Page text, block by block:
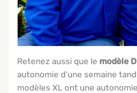
Retenez aussi que le modèle
autonomie d’une semaine
modèles XL ont une